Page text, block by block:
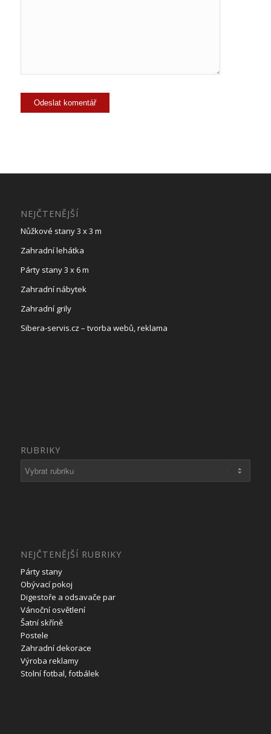
NEJČTENĚJŠÍ
Nůžkové stany 3 x 3 m
Zahradní lehátka
Párty stany 3 x 6 m
Zahradní nábytek
Zahradní grily
Sibera-servis.cz – tvorba webů, reklama
RUBRIKY
NEJČTENĚJŠÍ RUBRIKY
Párty stany
Obývací pokoj
Digestoře a odsavače par
Vánoční osvětlení
Šatní skříně
Postele
Zahradní dekorace
Výroba reklamy
Stolní fotbal, fotbálek